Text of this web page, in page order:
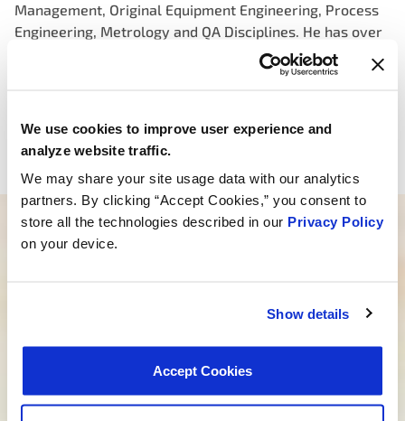
We use cookies to improve user experience and
analyze website traffic.
We may share your site usage data with our analytics
partners. By clicking “Accept Cookies,” you consent to
store all the technologies described in our Privacy Policy
on your device.
Show details
Accept Cookies
Management, Original Equipment Engineering, Process
Engineering, Metrology and QA Disciplines. He has over
20 years experience serving a variety of industries such
as automotive, electrical components and aviation.
Ran is based out of MotoRad’s offices in Israel.
Vous avez besoin d’aide pour trouver le
dans la bonne direction. Cliquez ci-dessous et dites-
nous comment nous pouvons vous aider à trouver
le produit idéal pour vos besoins. Votre voyage vers